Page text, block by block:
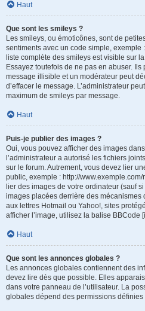
Haut
Que sont les smileys ?
Les smileys, ou émoticônes, sont de
sentiments avec un code simple, exemple
liste complète des smileys est visible sur
Essayez toutefois de ne pas en abuser.
message illisible et un modérateur peut
d’effacer le message. L’administrateur
maximum de smileys par message.
Haut
Puis-je publier des images ?
Oui, vous pouvez afficher des images
l’administrateur a autorisé les fichiers
sur le forum. Autrement, vous devez lier
public, exemple : http://
lier des images de votre ordinateur (sauf
images placées derrière des mécanismes
aux lettres Hotmail ou Yahoo!, sites
afficher l’image, utilisez la balise BBCode
Haut
Que sont les annonces globales ?
Les annonces globales contiennent des
devez lire dès que possible. Elles
dans votre panneau de l’utilisateur. La
globales dépend des permissions définies